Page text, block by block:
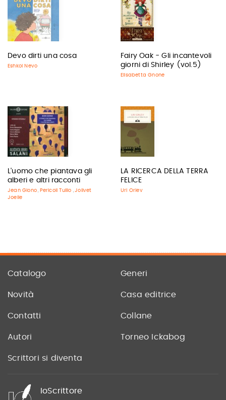
Devo dirti una cosa
Eshkol Nevo
Fairy Oak - Gli incantevoli
giorni di Shirley (vol.5)
Elisabetta Gnone
L'uomo che piantava gli
alberi e altri racconti
Jean Giono , Pericoli Tullio ,Jolivet
Joelle
LA RICERCA DELLA TERRA
FELICE
Uri Orlev
Catalogo Generi
Novità Casa editrice
Contatti Collane
Autori Torneo Ickabog
Scrittori si diventa
IoScrittore